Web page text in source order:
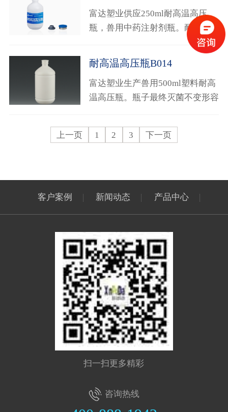
富达塑业供应250ml耐高温高压
瓶，兽用中药注射剂瓶。耐高温可
达到125度，高出国家标准4度。
耐高温高压瓶B014
富达塑业生产兽用500ml塑料耐高
温高压瓶。瓶子最终灭菌不变形容
径：79mm。
上一页
1 2 3 下一页
客户案例 新闻动态 产品中心
扫一扫更多精彩
咨询热线